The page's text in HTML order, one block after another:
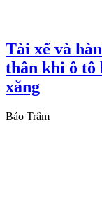
Tài xế và
thân khi ô tô
xăng
Bảo Trâm